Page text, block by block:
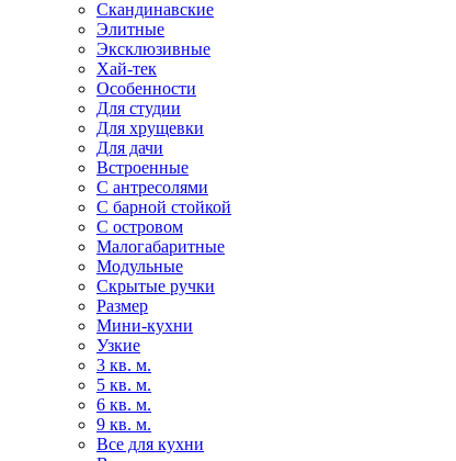
Скандинавские
Элитные
Эксклюзивные
Хай-тек
Особенности
Для студии
Для хрущевки
Для дачи
Встроенные
С антресолями
С барной стойкой
С островом
Малогабаритные
Модульные
Скрытые ручки
Размер
Мини-кухни
Узкие
3 кв. м.
5 кв. м.
6 кв. м.
9 кв. м.
Все для кухни